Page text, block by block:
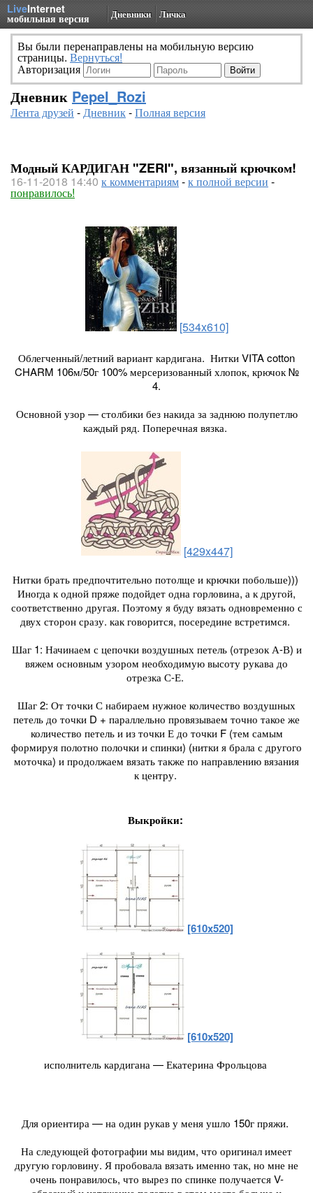
LiveInternet
мобильная версия Дневники Личка
Вы были перенаправлены на мобильную версию
страницы. Вернуться!
Авторизация
Дневник Pepel_Rozi
Лента друзей -Дневник-Полная версия
Модный КАРДИГАН "ZERI", вязанный крючком!
16-11-2018 14:40 к комментариям-к полной версии -
понравилось!
[534x610]
Облегченный/летний вариант кардигана. Нитки VITA cotton
CHARM 106м/50г 100% мерсеризованный хлопок, крючок №
4.
Основной узор — столбики без накида за заднюю полупетлю
каждый ряд. Поперечная вязка.
[429x447]
Нитки брать предпочтительно потолще и крючки побольше)))
Иногда к одной пряже подойдет одна горловина, а к другой,
соответственно другая. Поэтому я буду вязать одновременно с
двух сторон сразу. как говорится, посередине встретимся.
Шаг 1: Начинаем с цепочки воздушных петель (отрезок А-В) и
вяжем основным узором необходимую высоту рукава до
отрезка С-Е.
Шаг 2: От точки С набираем нужное количество воздушных
петель до точки D + параллельно провязываем точно такое же
количество петель и из точки Е до точки F (тем самым
формируя полотно полочки и спинки) (нитки я брала с другого
моточка) и продолжаем вязать также по направлению вязания
к центру.
Выкройки:
[610x520]
[610x520]
исполнитель кардигана — Екатерина Фрольцова
Для ориентира — на один рукав у меня ушло 150г пряжи.
На следующей фотографии мы видим, что оригинал имеет
другую горловину. Я пробовала вязать именно так, но мне не
очень понравилось, что вырез по спинке получается V-